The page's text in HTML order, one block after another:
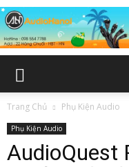
Trang Chủ Phụ Kiện Audio
Phụ Kiện Audio
AudioQuest